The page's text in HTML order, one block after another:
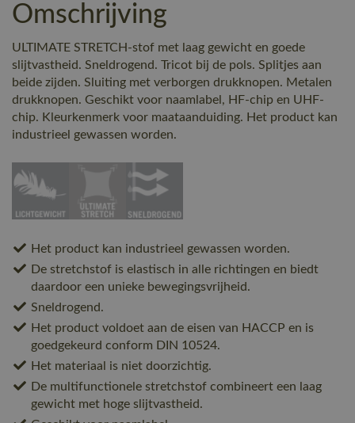
Omschrijving
ULTIMATE STRETCH-stof met laag gewicht en goede
slijtvastheid. Sneldrogend. Tricot bij de pols. Splitjes aan
beide zijden. Sluiting met verborgen drukknopen. Metalen
drukknopen. Geschikt voor naamlabel, HF-chip en UHF-
chip. Kleurkenmerk voor maataanduiding. Het product kan
industrieel gewassen worden.
Het product kan industrieel gewassen worden.
De stretchstof is elastisch in alle richtingen en biedt
daardoor een unieke bewegingsvrijheid.
Sneldrogend.
Het product voldoet aan de eisen van HACCP en is
goedgekeurd conform DIN 10524.
Het materiaal is niet doorzichtig.
De multifunctionele stretchstof combineert een laag
gewicht met hoge slijtvastheid.